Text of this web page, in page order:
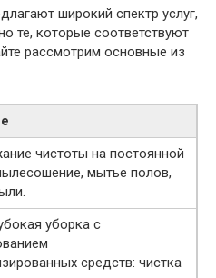
широкий спектр услуг,
те, которые соответствуют
рассмотрим основные из
чистоты на постоянной
мытье полов,
уборка с
средств: чистка